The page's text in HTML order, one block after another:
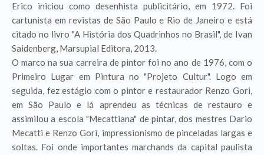
Erico iniciou como desenhista publicitário, em 1972. Foi
cartunista em revistas de São Paulo e Rio de Janeiro e está
citado no livro "A História dos Quadrinhos no Brasil", de Ivan
Saidenberg, Marsupial Editora, 2013.
O marco na sua carreira de pintor foi no ano de 1976, com o
Primeiro Lugar em Pintura no "Projeto Cultur". Logo em
seguida, fez estágio com o pintor e restaurador Renzo Gori,
em São Paulo e lá aprendeu as técnicas de restauro e
assimilou a escola "Mecattiana" de pintar, dos mestres Dario
Mecatti e Renzo Gori, impressionismo de pinceladas largas e
soltas. Foi onde importantes marchands da capital paulista